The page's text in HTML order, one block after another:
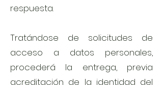
respuesta.
Tratándose de solicitudes de
acceso a datos personales,
procederá la entrega, previa
acreditación de la identidad del